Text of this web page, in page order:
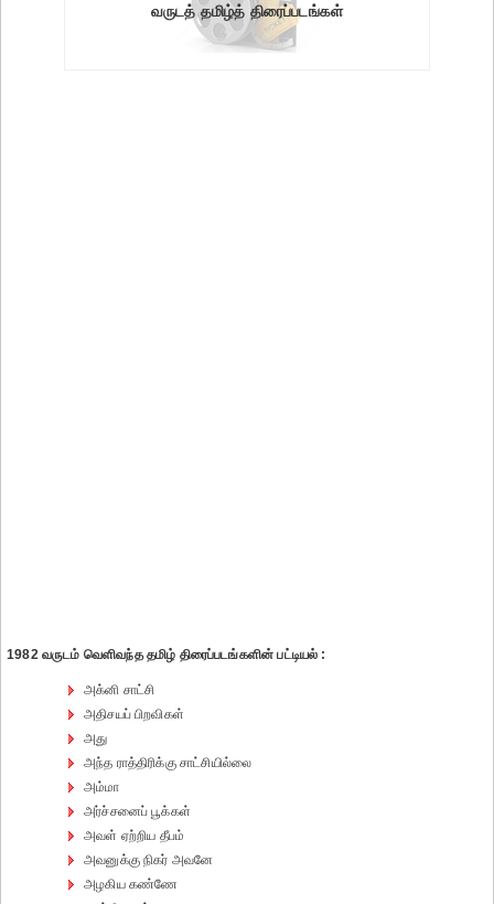
வருடத் தமிழ்த் திரைப்படங்கள்
1982 வருடம் வெளிவந்த தமிழ் திரைப்படங்களின் பட்டியல் :
அக்னி சாட்சி
அதிசயப் பிறவிகள்
அது
அந்த ராத்திரிக்கு சாட்சியில்லை
அம்மா
அர்ச்சனைப் பூக்கள்
அவள் ஏற்றிய தீபம்
அவனுக்கு நிகர் அவனே
அழகிய கண்ணே